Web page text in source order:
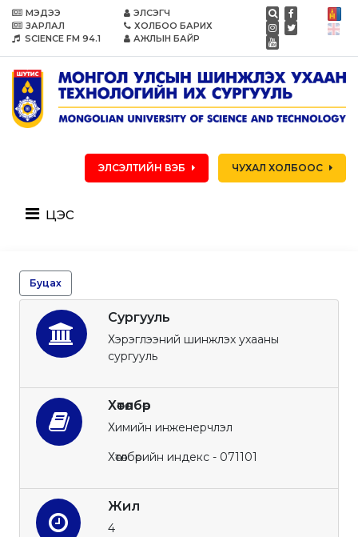
МЭДЭЭ
ЗАРЛАЛ
SCIENCE FM 94.1
ЭЛСЭГЧ
ХОЛБОО БАРИХ
АЖЛЫН БАЙР
ЭЛСЭЛТИЙН ВЭБ ЧУХАЛ ХОЛБООС
цэс
Буцах
Сургууль
Хэрэглээний шинжлэх ухааны
сургууль
Хөтөлбөр
Химийн инженерчлэл
Хөтөлбөрийн индекс - 071101
Жил
4